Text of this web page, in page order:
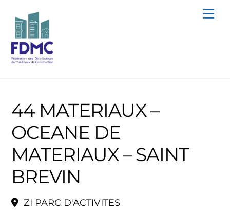
content
44 MATERIAUX –
OCEANE DE
MATERIAUX – SAINT
BREVIN
ZI PARC D'ACTIVITES